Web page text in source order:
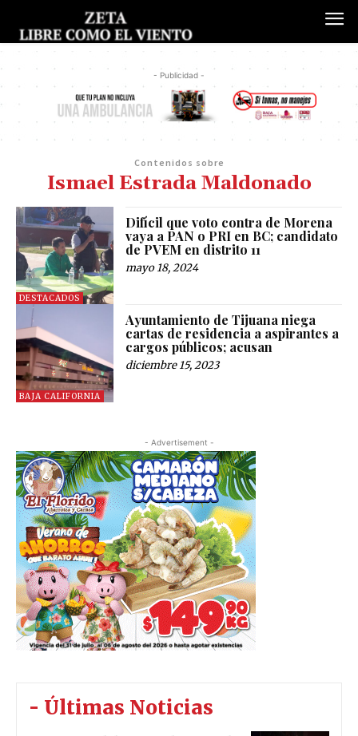
- Publicidad -
Contenidos sobre
Ismael Estrada Maldonado
DESTACADOS
Difícil que voto contra de Morena
vaya a PAN o PRI en BC; candidato
de PVEM en distrito 11
mayo 18, 2024
BAJA CALIFORNIA
Ayuntamiento de Tijuana niega
cartas de residencia a aspirantes a
cargos públicos; acusan
diciembre 15, 2023
- Advertisement -
- Últimas Noticias